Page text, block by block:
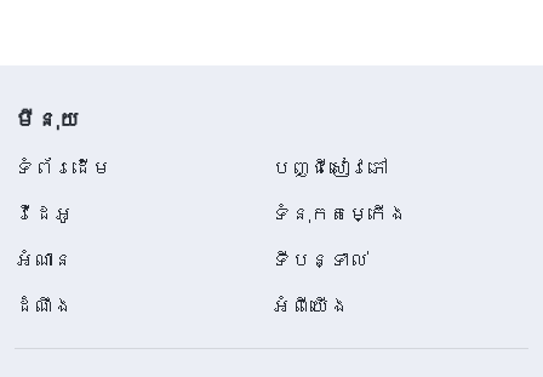
មីនុយ
ទំព័រ​ដើម
បញ្ជីសៀវភៅ
វីដេអូ
ទំនុកតម្កើង
អំណាន
ទីបន្ទាល់
ដំណឹង
អំពីយើង